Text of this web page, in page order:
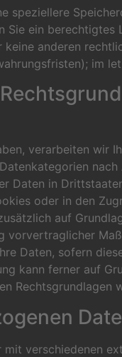
speziellere
ein
anderen
im
verarbeiten wir
Daten in
oder in den
auf
Daten, sofern
kann ferner auf
verschiedenen